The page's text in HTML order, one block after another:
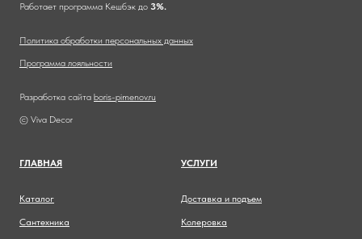
Работает программа Кешбэк до 3%.
Политика обработки персональных данных
Программа лояльности
Разработка сайта boris-pimenov.ru
© Viva Decor
ГЛАВНАЯ
Каталог
Сантехника
УСЛУГИ
Доставка и подъем
Колеровка